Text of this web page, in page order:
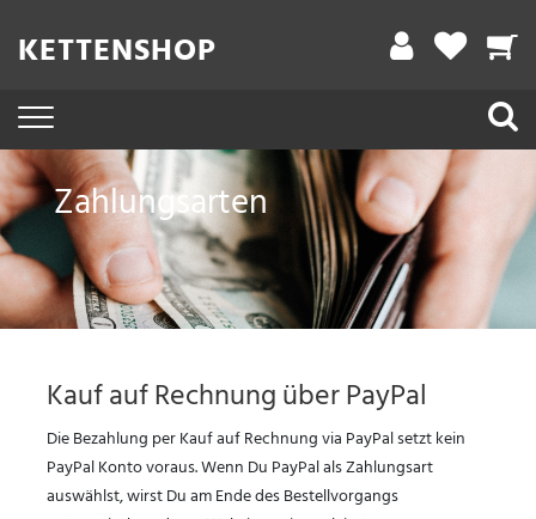
KETTENSHOP
Zahlungsarten
Kauf auf Rechnung über PayPal
Die Bezahlung per Kauf auf Rechnung via PayPal setzt kein
PayPal Konto voraus. Wenn Du PayPal als Zahlungsart
auswählst, wirst Du am Ende des Bestellvorgangs